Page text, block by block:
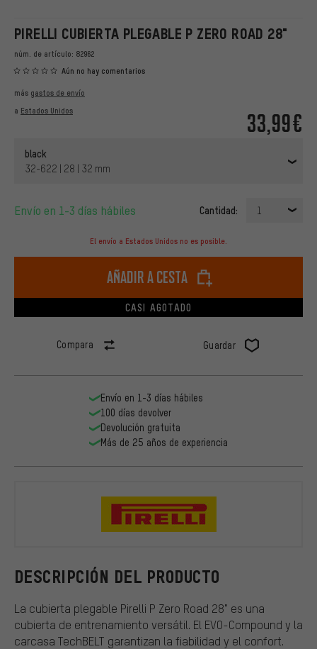
PIRELLI CUBIERTA PLEGABLE P ZERO ROAD 28"
núm. de artículo: 82962
Aún no hay comentarios
33,99€
más gastos de envío
a Estados Unidos
black
32-622 | 28 | 32 mm
Envío en 1-3 días hábiles Cantidad: 1
El envío a Estados Unidos no es posible.
Añadir a cesta
CASI AGOTADO
Compara Guardar
DESCRIPCIÓN DEL PRODUCTO
La cubierta plegable Pirelli P Zero Road 28" es una
cubierta de entrenamiento versátil. El EVO-Compound y la
carcasa TechBELT garantizan la fiabilidad y el confort.
Envío en 1-3 días hábiles
100 días devolver
Devolución gratuita
Más de 25 años de experiencia